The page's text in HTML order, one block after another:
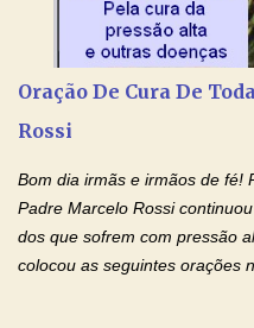
Fé Oração do Estudante I
inteligente. Prova isto é o fato
o Senhor. Obrigado pelo dom
de estudar. Mas, como o
sempre é fácil. A rotina cansa
Oração De Cura De
Rossi
Bom dia irmãs e irmãos de fé!
Padre Marcelo Rossi
dos que sofrem com pressão
colocou as seguintes orações